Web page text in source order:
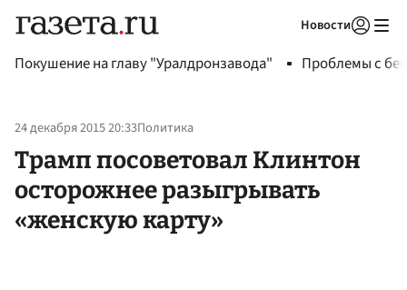
Новости
Покушение на главу "Уралдронзавода" Проблемы с
24 декабря 2015 20:33Политика
Трамп посоветовал Клинтон
осторожнее разыгрывать
«женскую карту»